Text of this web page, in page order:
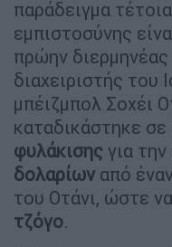
παράδειγμα
εμπιστοσύνης
πρώην διερμηνέας
διαχειριστής
μπέιζμπολ Σοχέι
καταδικάστηκε σε
φυλάκισης για
δολαρίων από
του Οτάνι, ώστε να
τζόγο.